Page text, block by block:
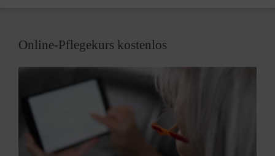
Online-Pflegekurs kostenlos